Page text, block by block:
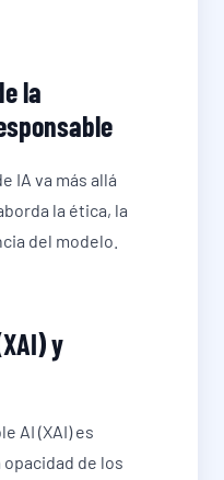
la
IA va más allá
la ética, la
del modelo.
y
AI (XAI) es
de los